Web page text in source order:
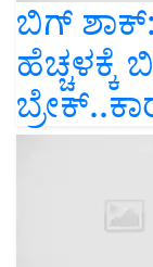
ಬಿಗ್‌
ಹೆಚ್ಚಳಕ್ಕೆ